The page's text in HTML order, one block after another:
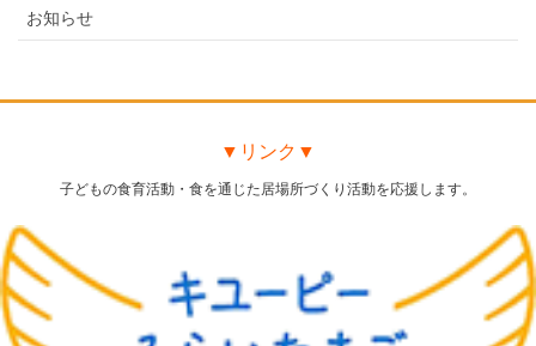
お知らせ
▼リンク▼
子どもの食育活動・食を通じた居場所づくり活動を応援します。